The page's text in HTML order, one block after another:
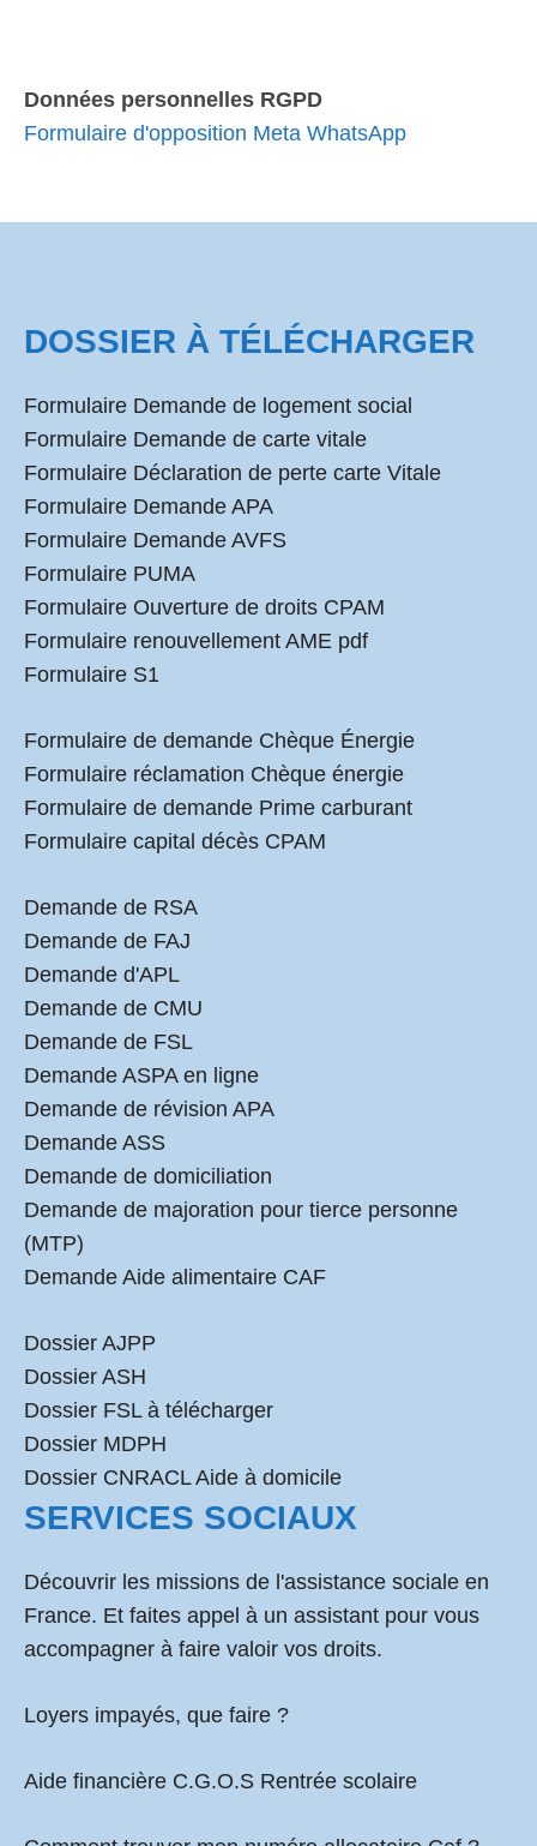
Données personnelles RGPD
Formulaire d'opposition Meta WhatsApp
DOSSIER À TÉLÉCHARGER
Formulaire Demande de logement social
Formulaire Demande de carte vitale
Formulaire Déclaration de perte carte Vitale
Formulaire Demande APA
Formulaire Demande AVFS
Formulaire PUMA
Formulaire Ouverture de droits CPAM
Formulaire renouvellement AME pdf
Formulaire S1
Formulaire de demande Chèque Énergie
Formulaire réclamation Chèque énergie
Formulaire de demande Prime carburant
Formulaire capital décès CPAM
Demande de RSA
Demande de FAJ
Demande d'APL
Demande de CMU
Demande de FSL
Demande ASPA en ligne
Demande de révision APA
Demande ASS
Demande de domiciliation
Demande de majoration pour tierce personne
(MTP)
Demande Aide alimentaire CAF
Dossier AJPP
Dossier ASH
Dossier FSL à télécharger
Dossier MDPH
Dossier CNRACL Aide à domicile
SERVICES SOCIAUX
Découvrir les missions de l'assistance sociale en
France. Et faites appel à un assistant pour vous
accompagner à faire valoir vos droits.
Loyers impayés, que faire ?
Aide financière C.G.O.S Rentrée scolaire